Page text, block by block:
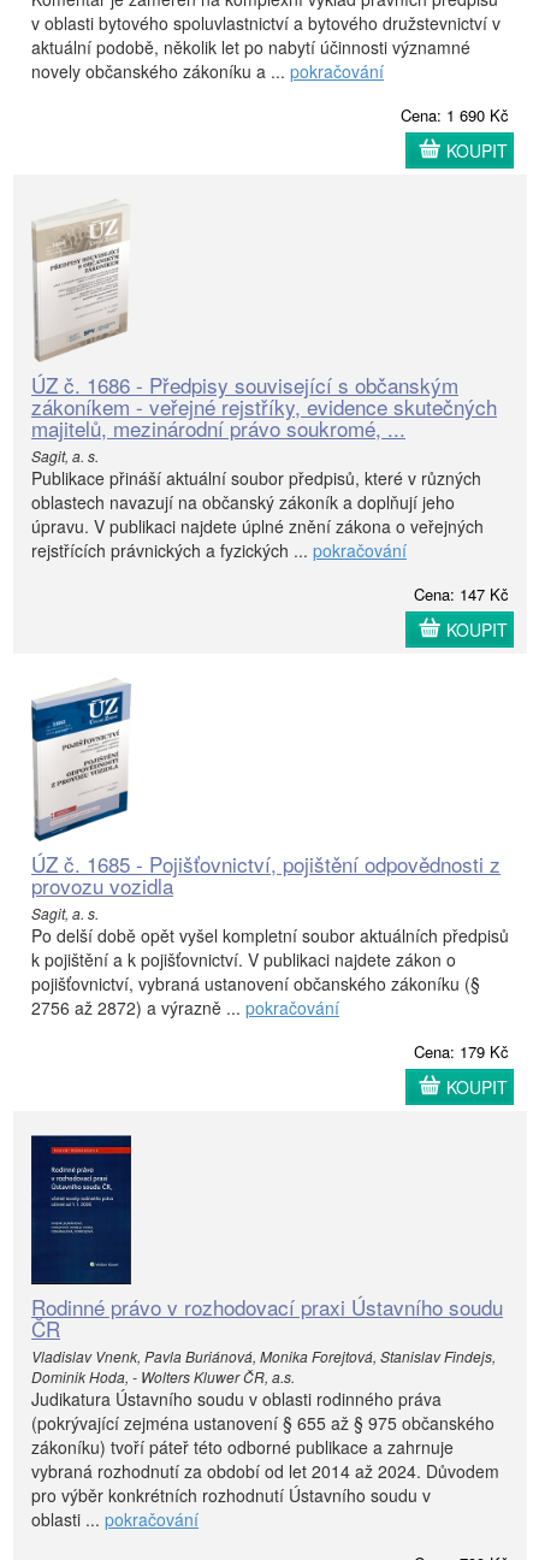
v oblasti bytového spoluvlastnictví a bytového družstevnictví v
aktuální podobě, několik let po nabytí účinnosti významné
novely občanského zákoníku a ... pokračování
Cena: 1 690 Kč
KOUPIT
ÚZ č. 1686 - Předpisy související s občanským
zákoníkem - veřejné rejstříky, evidence skutečných
majitelů, mezinárodní právo soukromé, ...
Sagit, a. s.
Publikace přináší aktuální soubor předpisů, které v různých
oblastech navazují na občanský zákoník a doplňují jeho
úpravu. V publikaci najdete úplné znění zákona o veřejných
rejstřících právnických a fyzických ... pokračování
Cena: 147 Kč
KOUPIT
ÚZ č. 1685 - Pojišťovnictví, pojištění odpovědnosti z
provozu vozidla
Sagit, a. s.
Po delší době opět vyšel kompletní soubor aktuálních předpisů
k pojištění a k pojišťovnictví. V publikaci najdete zákon o
pojišťovnictví, vybraná ustanovení občanského zákoníku (§
2756 až 2872) a výrazně ... pokračování
Cena: 179 Kč
KOUPIT
Rodinné právo v rozhodovací praxi Ústavního soudu
ČR
Vladislav Vnenk, Pavla Buriánová, Monika Forejtová, Stanislav Findejs,
Dominik Hoda, - Wolters Kluwer ČR, a.s.
Judikatura Ústavního soudu v oblasti rodinného práva
(pokrývající zejména ustanovení § 655 až § 975 občanského
zákoníku) tvoří páteř této odborné publikace a zahrnuje
vybraná rozhodnutí za období od let 2014 až 2024. Důvodem
pro výběr konkrétních rozhodnutí Ústavního soudu v
oblasti ... pokračování